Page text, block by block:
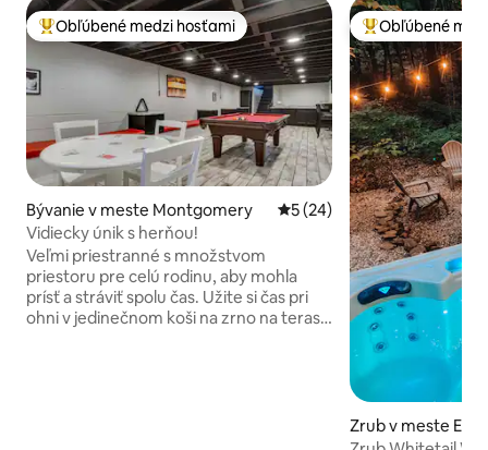
Najobľúbenejšie medzi hosťami
Obľúbené medzi hosťami
Bývanie v meste Montgomery Priemerné ohodnotenie 5
5 (24)
Vidiecky únik s herňou!
Veľmi priestranné s množstvom
priestoru pre celú rodinu, aby mohla
prísť a stráviť spolu čas. Užite si čas pri
ohni v jedinečnom koši na zrno na terase
Najobľúbenejšie
Obľúbené
Zrub v meste